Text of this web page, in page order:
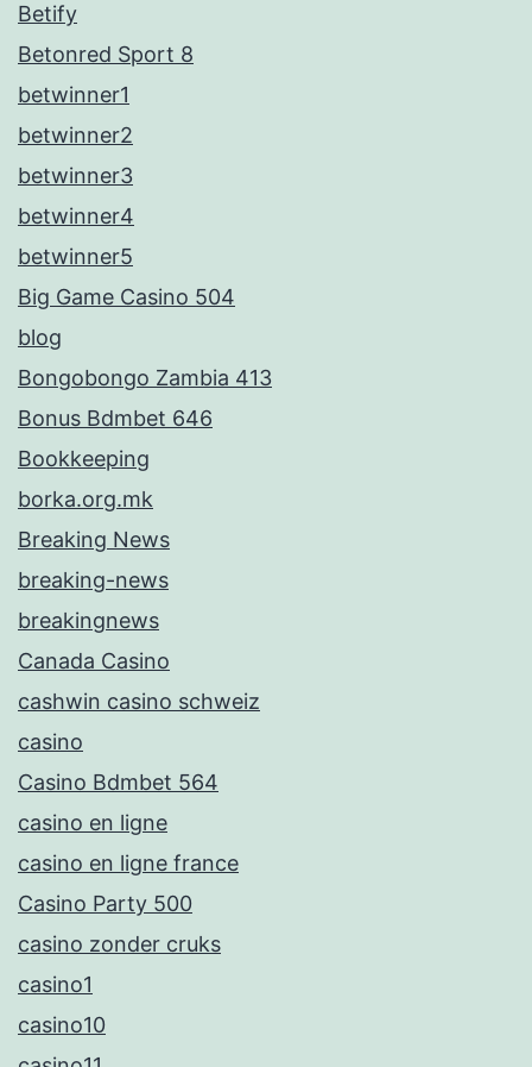
Betify
Betonred Sport 8
betwinner1
betwinner2
betwinner3
betwinner4
betwinner5
Big Game Casino 504
blog
Bongobongo Zambia 413
Bonus Bdmbet 646
Bookkeeping
borka.org.mk
Breaking News
breaking-news
breakingnews
Canada Casino
cashwin casino schweiz
casino
Casino Bdmbet 564
casino en ligne
casino en ligne france
Casino Party 500
casino zonder cruks
casino1
casino10